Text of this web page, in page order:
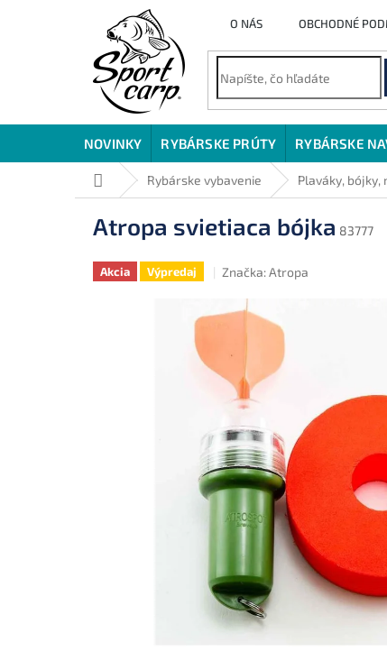
O NÁS OBCHODNÉ
NOVINKY RYBÁRSKE PRÚTY RYBÁRSKE
DomovRybárske vybavenie Plaváky, bójky,
Atropa svietiaca bójka 83777
Akcia Výpredaj Značka:Atropa